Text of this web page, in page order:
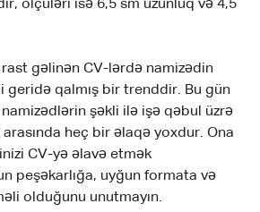
ölçüləri isə 6,5 sm uzunluq və 4,5
gəlinən CV-lərdə namizədin
geridə qalmış bir trenddir. Bu gün
şəkli ilə işə qəbul üzrə
heç bir əlaqə yoxdur. Ona
CV-yə əlavə etmək
peşəkarlığa, uyğun formata və
olduğunu unutmayın.